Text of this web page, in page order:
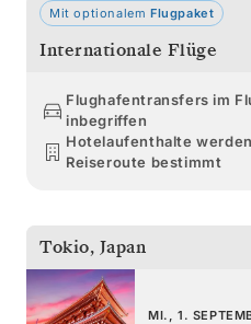
Mit optionalem Flugpaket
Internationale Flüge
Flughafentransfers im
inbegriffen
Hotelaufenthalte
Reiseroute bestimmt
Tokio, Japan
MI., 1.